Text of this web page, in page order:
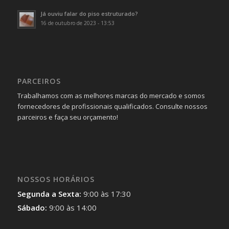
Já ouviu falar do piso estruturado?
16 de outubro de 2023 - 13:53
PARCEIROS
Trabalhamos com as melhores marcas do mercado e somos
fornecedores de profissionais qualificados. Consulte nossos
parceiros e faça seu orçamento!
NOSSOS HORÁRIOS
Segunda a Sexta: 9:00 às 17:30
Sábado: 9:00 às 14:00